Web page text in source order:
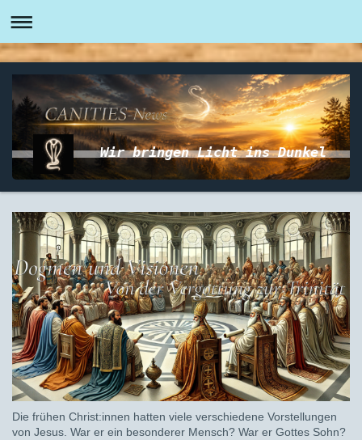
Wir bringen Licht ins Dunkel
Die frühen Christ:innen hatten viele verschiedene Vorstellungen
von Jesus. War er ein besonderer Mensch? War er Gottes Sohn?